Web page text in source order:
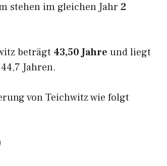
stehen im gleichen Jahr 2
beträgt 43,50 Jahre und liegt
Jahren.
von Teichwitz wie folgt